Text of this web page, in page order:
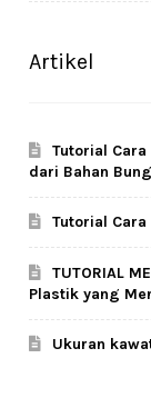
Artikel
Tutorial
dari Bahan
Tutorial
TUTORIAL
Plastik yang
Ukuran